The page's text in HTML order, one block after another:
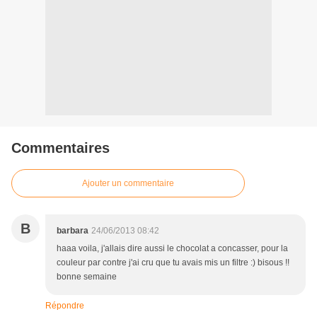
Commentaires
Ajouter un commentaire
B barbara 24/06/2013 08:42
haaa voila, j'allais dire aussi le chocolat a concasser, pour la
couleur par contre j'ai cru que tu avais mis un filtre :) bisous !!
bonne semaine
Répondre